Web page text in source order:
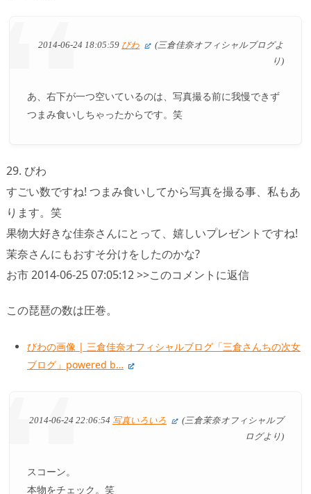
2014-06-24 18:05:59 びわ
(三倉佳奈オフィシャルブログよ
り)
あ、右下が一つ空いているのは、写真撮る前に我慢できず
つまみ食いしちゃったからです。笑
29. びわ
すごい数ですね! つまみ食いしてから写真を撮る事、私もあ
ります。笑
果物大好きな佳奈さんにとって、嬉しいプレゼントですね!
茉奈さんにもおすそ分けをしたのかな?
お市 2014-06-25 07:05:12 >>このコメントに返信
この琵琶の数は圧巻。
びわの画像 | 三倉佳奈オフィシャルブログ「三倉さんちの次女
ブログ」powered b…
2014-06-24 22:06:54 写真いろいろ
(三倉茉奈オフィシャルブ
ログより)
スコーン。
本物をチェック。笑